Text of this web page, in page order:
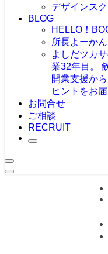
デザインス
BLOG
HELLO！
所長よーか
よしだツカ
業32年目。
開業支援か
ヒントをお届
お問合せ
ご相談
RECRUIT